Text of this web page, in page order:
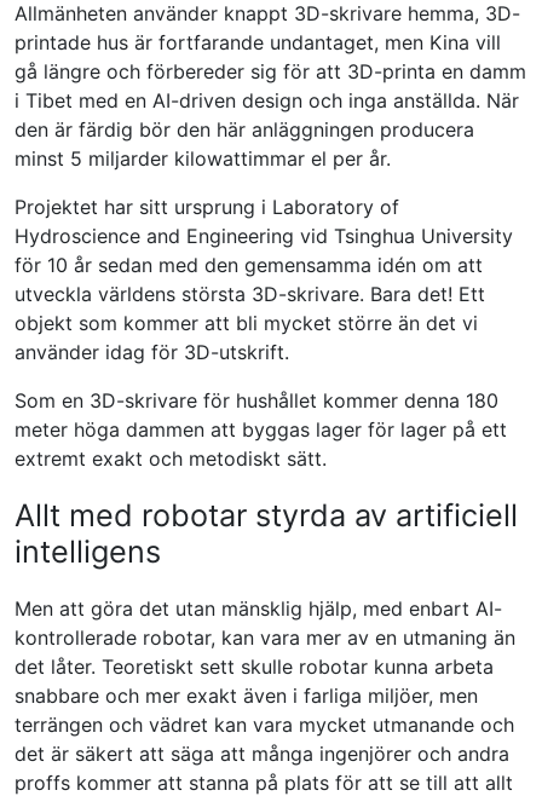
Allmänheten använder knappt 3D-skrivare hemma, 3D-
printade hus är fortfarande undantaget, men Kina vill
gå längre och förbereder sig för att 3D-printa en damm
i Tibet med en AI-driven design och inga anställda. När
den är färdig bör den här anläggningen producera
minst 5 miljarder kilowattimmar el per år.
Projektet har sitt ursprung i Laboratory of
Hydroscience and Engineering vid Tsinghua University
för 10 år sedan med den gemensamma idén om att
utveckla världens största 3D-skrivare. Bara det! Ett
objekt som kommer att bli mycket större än det vi
använder idag för 3D-utskrift.
Som en 3D-skrivare för hushållet kommer denna 180
meter höga dammen att byggas lager för lager på ett
extremt exakt och metodiskt sätt.
Allt med robotar styrda av artificiell
intelligens
Men att göra det utan mänsklig hjälp, med enbart AI-
kontrollerade robotar, kan vara mer av en utmaning än
det låter. Teoretiskt sett skulle robotar kunna arbeta
snabbare och mer exakt även i farliga miljöer, men
terrängen och vädret kan vara mycket utmanande och
det är säkert att säga att många ingenjörer och andra
proffs kommer att stanna på plats för att se till att allt